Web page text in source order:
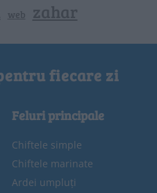
web zahar
fiecare zi
Feluri principale
Chiftele simple
Chiftele marinate
Ardei umpluți